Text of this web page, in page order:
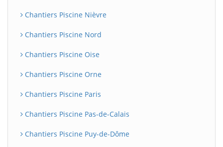
Chantiers Piscine Nièvre
Chantiers Piscine Nord
Chantiers Piscine Oise
Chantiers Piscine Orne
Chantiers Piscine Paris
Chantiers Piscine Pas-de-Calais
Chantiers Piscine Puy-de-Dôme